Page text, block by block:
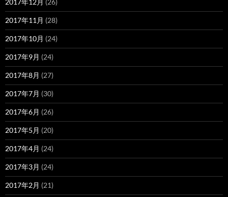
2017年12月 (26)
2017年11月 (28)
2017年10月 (24)
2017年9月 (24)
2017年8月 (27)
2017年7月 (30)
2017年6月 (26)
2017年5月 (20)
2017年4月 (24)
2017年3月 (24)
2017年2月 (21)